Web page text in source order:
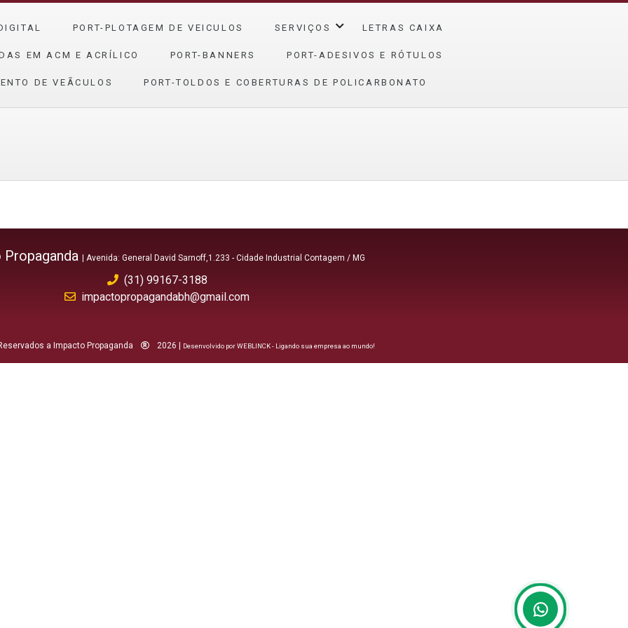
PORT-PLOTAGEM DE VEICULOS SERVIÇOS LETRAS CAIXA
EM ACM E ACRÍLICO PORT-BANNERS PORT-ADESIVOS E RÓTULOS
DE VEÃ­CULOS PORT-TOLDOS E COBERTURAS DE POLICARBONATO
| Avenida: General David Sarnoff,1.233 - Cidade Industrial Contagem / MG
(31) 99167-3188
impactopropagandabh@gmail.com
a Impacto Propaganda 2026 | Desenvolvido por WEBLINCK - Ligando sua empresa ao mundo!